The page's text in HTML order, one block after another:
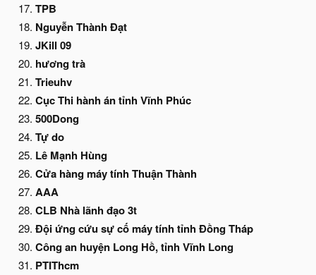
TPB
Nguyễn Thành Đạt
JKill 09
hương trà
Trieuhv
Cục Thi hành án tỉnh Vĩnh Phúc
500Dong
Tự do
Lê Mạnh Hùng
Cửa hàng máy tính Thuận Thành
AAA
CLB Nhà lãnh đạo 3t
Đội ứng cứu sự cố máy tính tỉnh Đồng Tháp
Công an huyện Long Hồ, tỉnh Vĩnh Long
PTIThcm